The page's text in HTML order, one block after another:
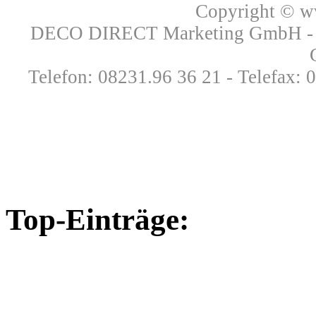
Copyright ©
DECO DIRECT Marketing GmbH
Telefon: 08231.96 36 21 - Telefax:
Top-Einträge: